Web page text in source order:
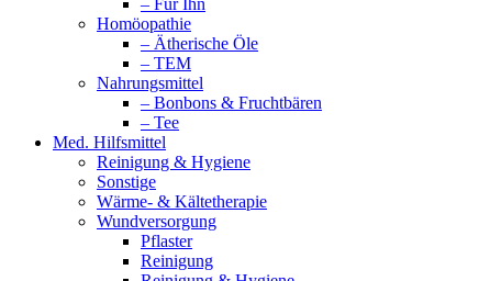
Homöopathie
– Ätherische Öle
– TEM
Nahrungsmittel
– Bonbons & Fruchtbären
– Tee
Med. Hilfsmittel
Reinigung & Hygiene
Sonstige
Wärme- & Kältetherapie
Wundversorgung
Pflaster
Reinigung